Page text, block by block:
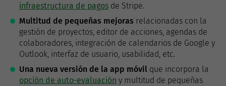
infraestructura de pagos de Stripe.
Multitud de pequeñas mejoras relacionadas con la
gestión de proyectos, editor de acciones, agendas de
colaboradores, integración de calendarios de Google y
Outlook, interfaz de usuario, usabilidad, etc.
Una nueva versión de la app móvil que incorpora la
opción de auto-evaluación y multitud de pequeñas